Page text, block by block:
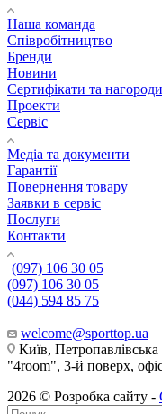
Наша команда
Співробітництво
Бренди
Новини
Сертифікати та нагороди
Проекти
Сервіс
Медіа та документи
Гарантії
Повернення товару
Заявки в сервіс
Послуги
Контакти
(097) 106 30 05
(097) 106 30 05
(044) 594 85 75
welcome@sporttop.ua
Київ,
"4room", 3-й поверх,
2026 © Розробка сайту -